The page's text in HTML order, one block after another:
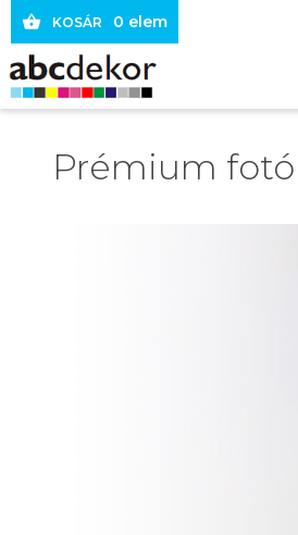
Ugrás
tartalomra
KOSÁR 0 elem
Main
navigation
Prémium